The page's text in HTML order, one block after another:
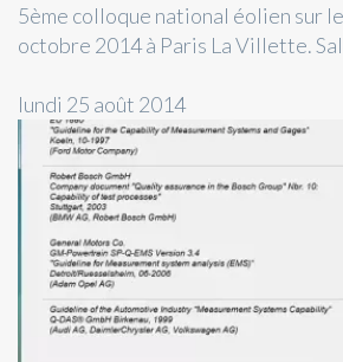
5ème colloque national éolien sur
octobre 2014 à Paris La Villette.
lundi 25 août 2014